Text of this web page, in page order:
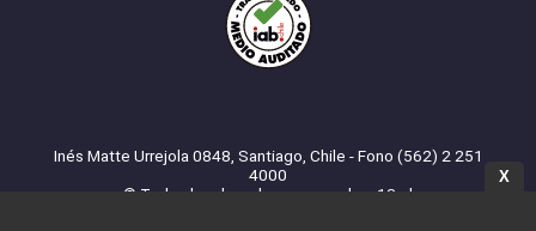
Inés Matte Urrejola 0848, Santiago, Chile - Fono (562) 2 251
4000
© Todos los derechos reservados. 13.cl
X